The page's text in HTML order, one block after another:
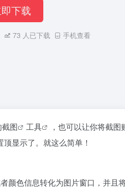
下载
73 人已下载 手机查看
截图 工具
，也可以让你将截
显示了。就这么简单！
颜色信息转化为图片窗口，并